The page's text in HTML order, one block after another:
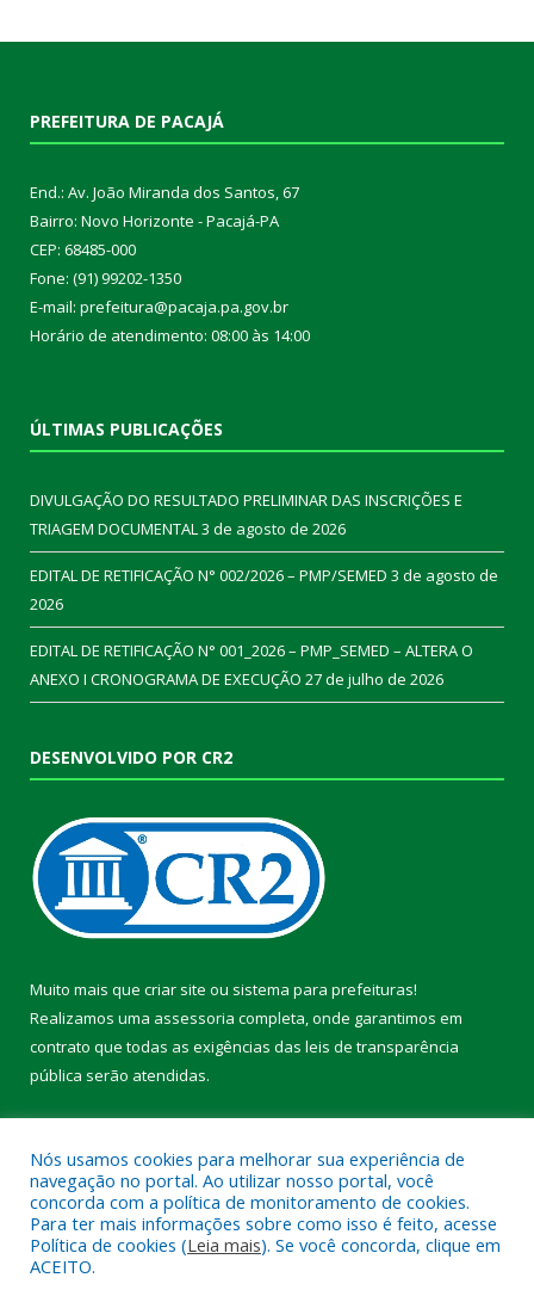
PREFEITURA DE PACAJÁ
End.: Av. João Miranda dos Santos, 67
Bairro: Novo Horizonte - Pacajá-PA
CEP: 68485-000
Fone: (91) 99202-1350
E-mail: prefeitura@pacaja.pa.gov.br
Horário de atendimento: 08:00 às 14:00
ÚLTIMAS PUBLICAÇÕES
DIVULGAÇÃO DO RESULTADO PRELIMINAR DAS INSCRIÇÕES E
TRIAGEM DOCUMENTAL3 de agosto de 2026
EDITAL DE RETIFICAÇÃO N° 002/2026 – PMP/SEMED 3 de agosto de
2026
EDITAL DE RETIFICAÇÃO N° 001_2026 – PMP_SEMED – ALTERA O
ANEXO I CRONOGRAMA DE EXECUÇÃO 27 de julho de 2026
DESENVOLVIDO POR CR2
Muito mais que criar site ou sistema para prefeituras!
Realizamos uma assessoria completa, onde garantimos em
contrato que todas as exigências das leis de transparência
pública serão atendidas.
Todos os direitos reservados a Prefeitura Municipal de Pacajá.
Nós usamos cookies para melhorar sua experiência de
navegação no portal. Ao utilizar nosso portal, você
concorda com a política de monitoramento de cookies.
Para ter mais informações sobre como isso é feito, acesse
Política de cookies (Leia mais). Se você concorda, clique em
ACEITO.